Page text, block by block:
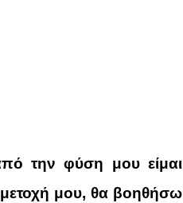
την φύση μου είμαι
μου, θα βοηθήσω